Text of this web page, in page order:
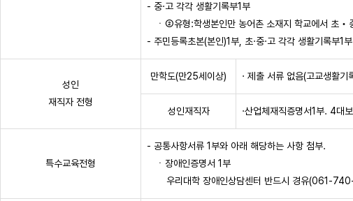
- 중·고 각각 생활기록부1부
ㆍ②유형:학생본인만 농어촌 소재지 학교에서 초‧
- 주민등록초본(본인)1부, 초·중·고 각각 생활기록부1부
성인
재직자 전형
만학도(만25세이상) · 제출 서류 없음(고교생활기
성인재직자 ·산업체재직증명서1부. 4대
특수교육전형
- 공통사항서류 1부와 아래 해당하는 사항 첨부.
ㆍ장애인증명서 1부
우리대학 장애인상담센터 반드시 경유(061-